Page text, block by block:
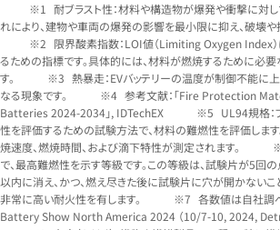
耐ブラスト性：材料や構造物が爆発や衝撃に対し
れにより、建物や車両の爆発の影響を最小限に抑え、破壊や
限界酸素指数：LOI値（Limiting Oxygen Index
るための指標です。具体的には、材料が燃焼するために必
す。
熱暴走：EVバッテリーの温度が制御不能に
なる現象です。
参考文献：「Fire Protection
Batteries 2024-2034」, IDTechEX
UL94規格
性を評価するための試験方法で、材料の難燃性を評価します
焼速度、燃焼時間、および滴下特性が測定されます。
で、最高難燃性を示す等級です。この等級は、試験片が5回
以内に消え、かつ、燃え尽きた後に試験片に穴が開かないこ
非常に高い耐火性を有します。
各数値は自社調
Battery Show North America 2024 （10/7-10, 2024,